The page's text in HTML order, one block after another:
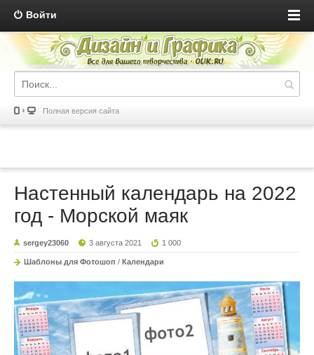
Войти
Полная версия сайта
Настенный календарь на 2022
год - Морской маяк
sergey23060 3 августа 2021 1 000
Шаблоны для Фотошоп / Календари